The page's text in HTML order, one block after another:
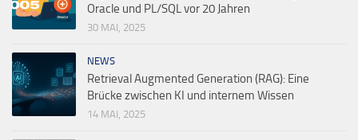
Oracle und PL/SQL vor 20 Jahren
30 MAI, 2025
NEWS
Retrieval Augmented Generation (RAG): Eine
Brücke zwischen KI und internem Wissen
14 MAI, 2025